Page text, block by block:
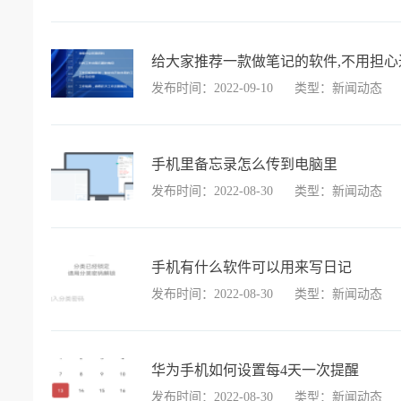
给大家推荐一款做笔记的软件,不用担
发布时间：2022-09-10 类型：新闻动态
手机里备忘录怎么传到电脑里
发布时间：2022-08-30 类型：新闻动态
手机有什么软件可以用来写日记
发布时间：2022-08-30 类型：新闻动态
华为手机如何设置每4天一次提醒
发布时间：2022-08-30 类型：新闻动态